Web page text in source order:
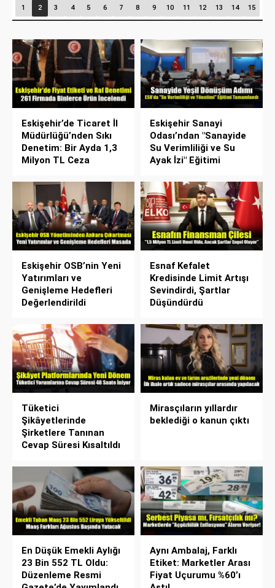
1 2 3 4 5 6 7 8 9 10 11 12 13 14 15
Eskişehir’de Ticaret İl
Müdürlüğü’nden Sıkı
Denetim: Bir Ayda 1,3
Milyon TL Ceza
Eskişehir Sanayi
Odası’ndan "Sanayide
Su Verimliliği ve Su
Ayak İzi" Eğitimi
Eskişehir OSB’nin Yeni
Yatırımları ve
Genişleme Hedefleri
Değerlendirildi
Esnaf Kefalet
Kredisinde Limit Artışı
Sevindirdi, Şartlar
Düşündürdü
Tüketici
Şikâyetlerinde
Şirketlere Tanınan
Cevap Süresi Kısaltıldı
Mirasçıların yıllardır
beklediği o kanun çıktı
En Düşük Emekli Aylığı
23 Bin 552 TL Oldu:
Düzenleme Resmi
Aynı Ambalaj, Farklı
Etiket: Marketler Arası
Fiyat Uçurumu %60’ı